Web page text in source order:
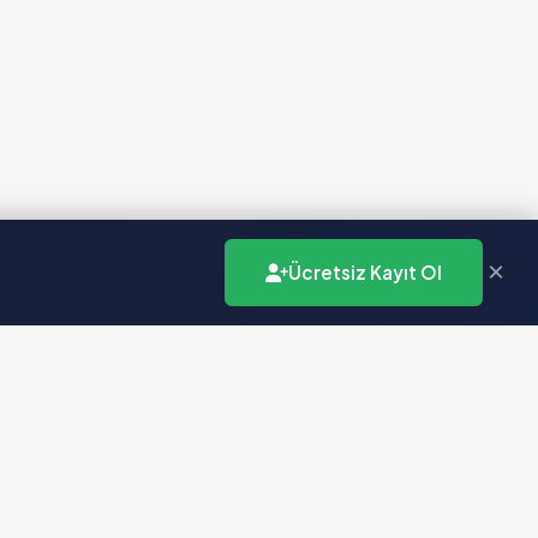
Ücretsiz Kayıt Ol ×